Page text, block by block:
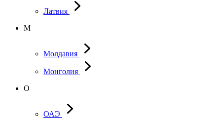
Латвия
М
Молдавия
Монголия
О
ОАЭ